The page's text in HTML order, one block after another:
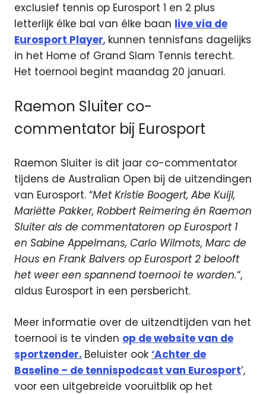
exclusief tennis op Eurosport 1 en 2 plus
letterlijk élke bal van élke baan live via de
Eurosport Player, kunnen tennisfans dagelijks
in het Home of Grand Slam Tennis terecht.
Het toernooi begint maandag 20 januari.
Raemon Sluiter co-
commentator bij Eurosport
Raemon Sluiter is dit jaar co-commentator
tijdens de Australian Open bij de uitzendingen
van Eurosport. “Met Kristie Boogert, Abe Kuijl,
Mariëtte Pakker, Robbert Reimering én Raemon
Sluiter als de commentatoren op Eurosport 1
en Sabine Appelmans, Carlo Wilmots, Marc de
Hous en Frank Balvers op Eurosport 2 belooft
het weer een spannend toernooi te worden.“,
aldus Eurosport in een persbericht.
Meer informatie over de uitzendtijden van het
toernooi is te vinden op de website van de
sportzender. Beluister ook ‘Achter de
Baseline – de tennispodcast van Eurosport’,
voor een uitgebreide vooruitblik op het